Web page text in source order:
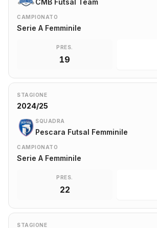
CMB Futsal Team
CAMPIONATO
Serie A Femminile
PRES.
19
STAGIONE
2024/25
SQUADRA
Pescara Futsal Femminile
CAMPIONATO
Serie A Femminile
PRES.
22
STAGIONE